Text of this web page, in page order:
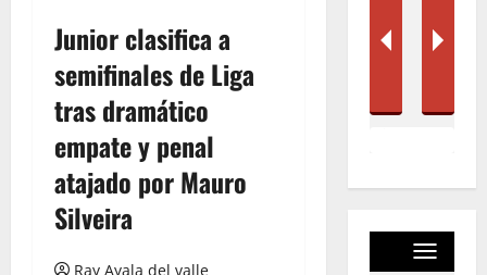
Junior clasifica a
semifinales de Liga
tras dramático
empate y penal
atajado por Mauro
Silveira
Ray Ayala del valle